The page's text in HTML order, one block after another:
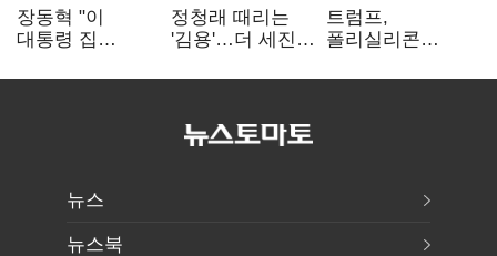
장동혁 "이
대통령 집
폭탄…'내로남불'"
정청래 때리는
'김용'…더 세진
입
트럼프,
폴리실리콘
관세…"미 산업
뉴스
뉴스북